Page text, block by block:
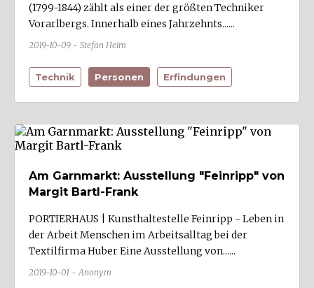
(1799-1844) zählt als einer der größten Techniker
Vorarlbergs. Innerhalb eines Jahrzehnts......
2019-10-09 - Stefan Heim
Technik Personen Erfindungen
Am Garnmarkt: Ausstellung "Feinripp" von
Margit Bartl-Frank
PORTIERHAUS | Kunsthaltestelle Feinripp - Leben in
der Arbeit Menschen im Arbeitsalltag bei der
Textilfirma Huber Eine Ausstellung von......
2019-10-01 - Anonym